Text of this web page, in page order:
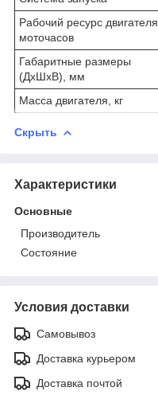
Рабочий ресурс двигателя,
моточасов
Габаритные размеры
(ДхШхВ), мм
Масса двигателя, кг
Скрыть
Характеристики
Основные
Производитель
Состояние
Условия доставки
Самовывоз
Доставка курьером
Доставка почтой